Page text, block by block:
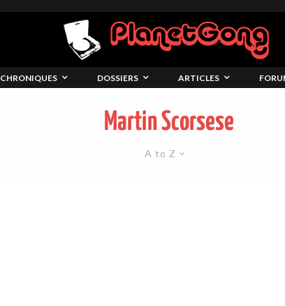
CHRONIQUES DOSSIERS ARTICLES
Martin Scorsese
A to Z